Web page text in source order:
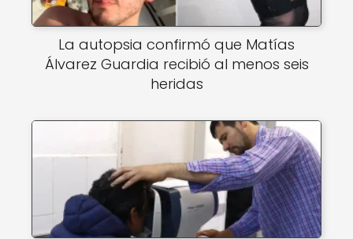
La autopsia confirmó que Matías
Álvarez Guardia recibió al menos seis
heridas